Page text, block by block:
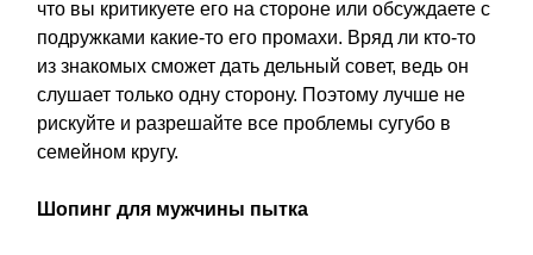
что вы критикуете его на стороне или обсуждаете с
подружками какие-то его промахи. Вряд ли кто-то
из знакомых сможет дать дельный совет, ведь он
слушает только одну сторону. Поэтому лучше не
рискуйте и разрешайте все проблемы сугубо в
семейном кругу.
Шопинг для мужчины пытка